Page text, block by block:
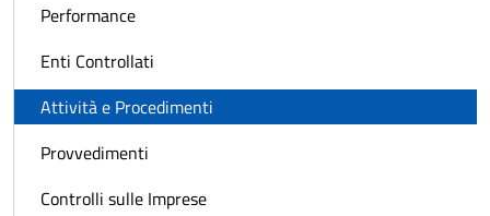
Performance
Enti Controllati
Attività e Procedimenti
Provvedimenti
Controlli sulle Imprese